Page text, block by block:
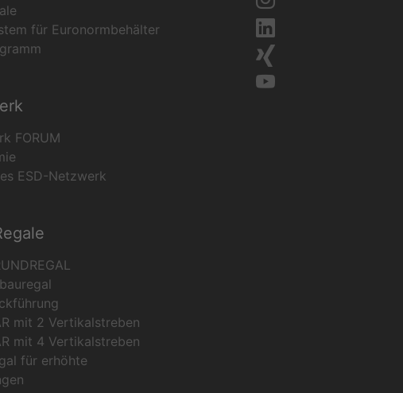
für Euronormbehälter
FORUM
ESD-Netzwerk
mit 2 Vertikalstreben
mit 4 Vertikalstreben
für erhöhte